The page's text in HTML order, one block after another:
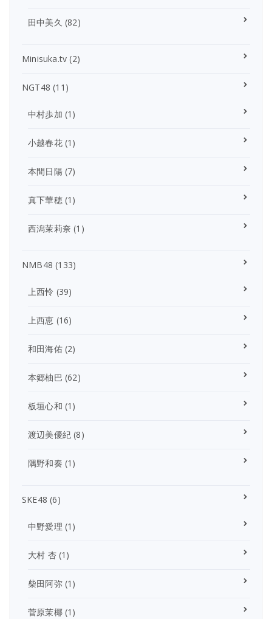
田中美久 (82)
Minisuka.tv (2)
NGT48 (11)
中村歩加 (1)
小越春花(1)
本間日陽(7)
真下華穂(1)
西潟茉莉奈 (1)
NMB48 (133)
上西怜 (39)
上西恵 (16)
和田海佑(2)
本郷柚巴 (62)
板垣心和 (1)
渡辺美優紀 (8)
隅野和奏 (1)
SKE48 (6)
中野愛理 (1)
大村 杏(1)
柴田阿弥(1)
菅原茉椰(1)